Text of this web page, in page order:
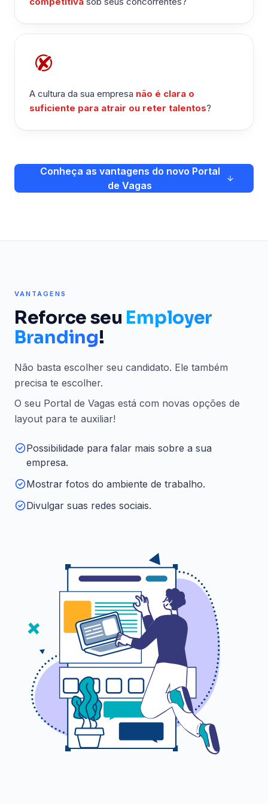
A cultura da sua empresa não é clara o
suficiente para atrair ou reter talentos?
Conheça as vantagens do novo Portal
de Vagas
VANTAGENS
Reforce seu Employer
Branding!
Não basta escolher seu candidato. Ele também
precisa te escolher.
O seu Portal de Vagas está com novas opções de
layout para te auxiliar!
Possibilidade para falar mais sobre a sua
empresa.
Mostrar fotos do ambiente de trabalho.
Divulgar suas redes sociais.